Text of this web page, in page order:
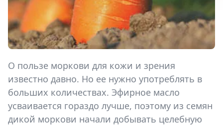
О пользе моркови для кожи и зрения
известно давно. Но ее нужно употреблять в
больших количествах. Эфирное масло
усваивается гораздо лучше, поэтому из семян
дикой моркови начали добывать целебную